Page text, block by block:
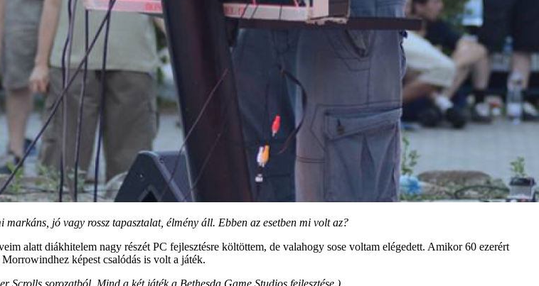
jó vagy rossz tapasztalat, élmény áll. Ebben az esetben mi volt az?
alatt diákhitelem nagy részét PC fejlesztésre költöttem, de valahogy sose voltam elégedett. Amikor 60 ezerért
képest csalódás is volt a játék.
sorozatból. Mind a két játék a Bethesda Game Studios fejlesztése.)